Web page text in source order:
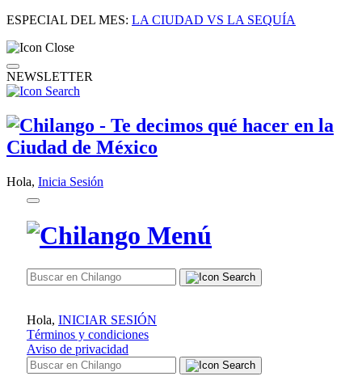
ESPECIAL DEL MES: LA CIUDAD VS LA SEQUÍA
NEWSLETTER
Hola, Inicia Sesión
Hola, INICIAR SESIÓN
Términos y condiciones
Aviso de privacidad